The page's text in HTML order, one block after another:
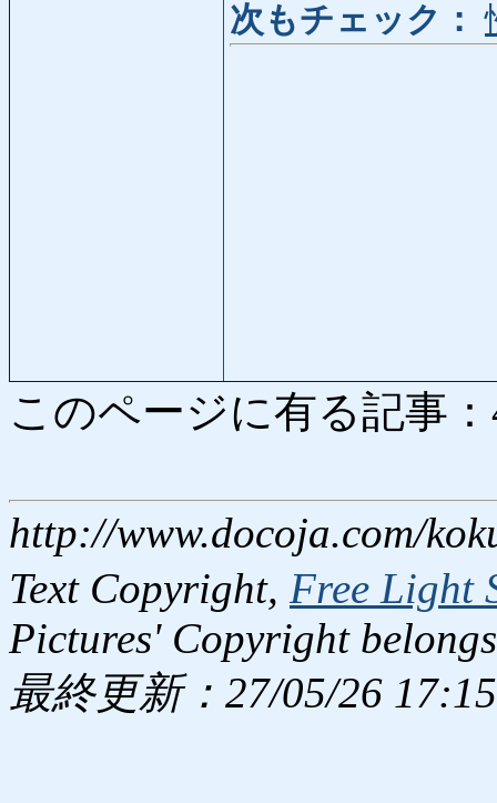
次もチェック：
このページに有る記事
http://www.docoja.com/
Text Copyright, Free Light
Pictures' Copyright
最終更新：27/05/26 17:15